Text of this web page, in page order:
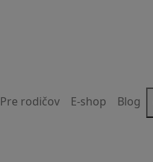
Pre rodičov E-shop Blog